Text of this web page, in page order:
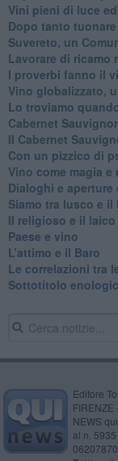
Vini pieni di luce
Dopo tanto
Suvereto, un
Lavorare di ricamo
​I proverbi fanno il
Vino globalizzato,
Lo troviamo
Cabernet
Il Cabernet
Con un pizzico di
​Vino come magia e
Dialoghi e
Siamo tra lusco e il
Il religioso e il laico
​Paese e vino
L’attimo e il Baro
Le correlazioni tra
​Sottotitolo
Editore
NEWS
al n.